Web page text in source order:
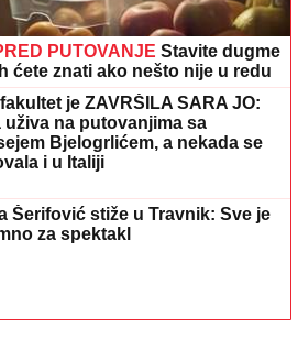
PUTOVANJE Stavite dugme
ćete znati ako nešto nije u redu
je ZAVRŠILA SARA JO:
uživa na putovanjima sa
Bjelogrlićem, a nekada se
i u Italiji
Šerifović stiže u Travnik: Sve je
za spektakl